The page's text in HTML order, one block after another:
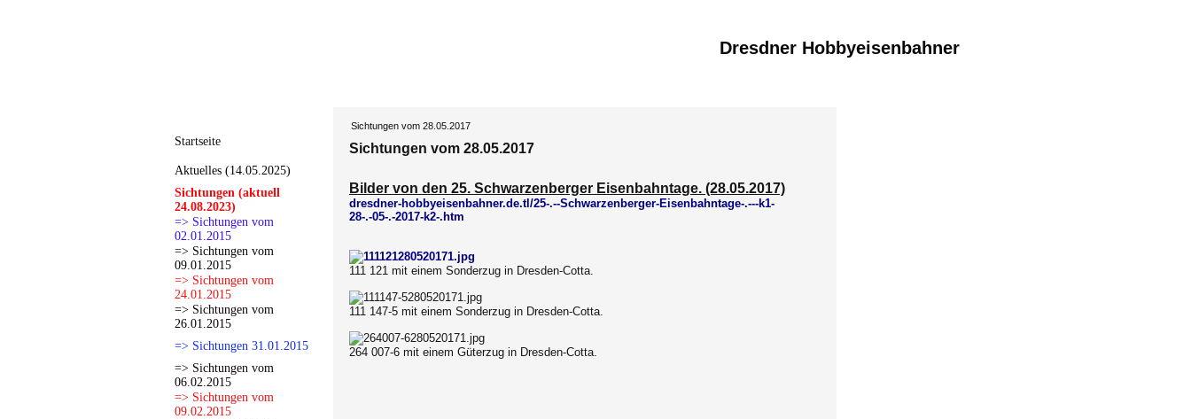
Dresdner Hobbyeisenbahner
Startseite
Aktuelles (14.05.2025)
Sichtungen (aktuell
24.08.2023)
=> Sichtungen vom
02.01.2015
=> Sichtungen vom
09.01.2015
=> Sichtungen vom
24.01.2015
=> Sichtungen vom
26.01.2015
=> Sichtungen 31.01.2015
=> Sichtungen vom
06.02.2015
=> Sichtungen vom
09.02.2015
Sichtungen vom 28.05.2017
Sichtungen vom 28.05.2017
Bilder von den 25. Schwarzenberger Eisenbahntage. (28.05.2017)
dresdner-hobbyeisenbahner.de.tl/25-.--Schwarzenberger-Eisenbahntage-.---k1-
28-.-05-.-2017-k2-.htm
111 121 mit einem Sonderzug in Dresden-Cotta.
111 147-5 mit einem Sonderzug in Dresden-Cotta.
264 007-6 mit einem Güterzug in Dresden-Cotta.